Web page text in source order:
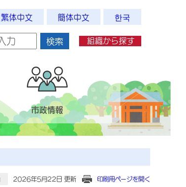
繁体中文 簡体中文 한국
検索 組織から探す
市政情報
2026年5月22日 更新 印刷用ページを開く